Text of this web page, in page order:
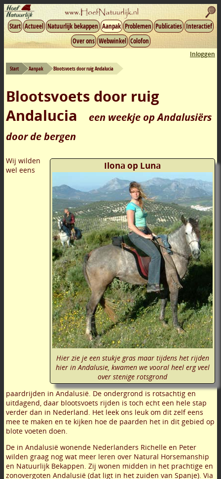
Start Actueel Natuurlijk bekappen Aanpak Problemen Publicaties Interactief
Over ons Webwinkel Colofon
Inloggen
Start Aanpak Blootsvoets door ruig Andalucia
Blootsvoets door ruig
Andalucia
een weekje op Andalusiërs
door de bergen
Ilona op Luna
Hier zie je een stukje gras maar tijdens het rijden
hier in Andalusie, kwamen we vooral heel erg veel
over stenige rotsgrond
Wij wilden
wel eens
paardrijden in Andalusië. De ondergrond is rotsachtig en
uitdagend, daar blootsvoets rijden is toch echt een hele stap
verder dan in Nederland. Het leek ons leuk om dit zelf eens
mee te maken en te kijken hoe de paarden het in dit gebied op
blote voeten doen.
De in Andalusië wonende Nederlanders Richelle en Peter
wilden graag nog wat meer leren over Natural Horsemanship
en Natuurlijk Bekappen. Zij wonen midden in het prachtige en
zonovergoten Andalusië (dat ligt in het zuiden van Spanje). Via